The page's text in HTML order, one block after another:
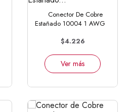
Conector De Cobre
Estañado 10004 1 AWG
$4.226
Ver más